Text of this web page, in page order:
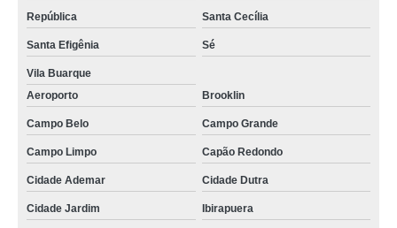
República Santa Cecília
Santa Efigênia Sé
Vila Buarque
Aeroporto
Brooklin
Campo Belo Campo Grande
Campo Limpo Capão Redondo
Cidade Ademar Cidade Dutra
Cidade Jardim Ibirapuera